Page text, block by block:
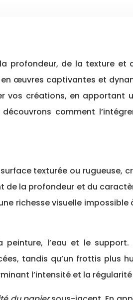
œuvres captivantes et
vos créations, en apportant
comment
texturée ou rugueuse,
la profondeur et du
richesse visuelle
l’eau et le support.
tandis qu’un frottis plus
l’intensité et la